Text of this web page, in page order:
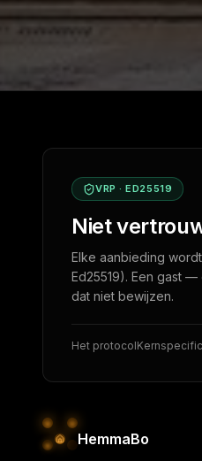
VRP · ED25519
Niet
Elke aanbieding
Ed25519). Een gast
dat niet bewijzen.
Het protocol
HemmaBo